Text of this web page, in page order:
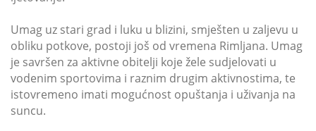
Umag uz stari grad i luku u blizini, smješten u zaljevu u
obliku potkove, postoji još od vremena Rimljana. Umag
je savršen za aktivne obitelji koje žele sudjelovati u
vodenim sportovima i raznim drugim aktivnostima, te
istovremeno imati mogućnost opuštanja i uživanja na
suncu.